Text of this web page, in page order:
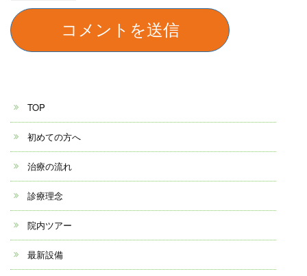
TOP
初めての方へ
治療の流れ
診療理念
院内ツアー
最新設備